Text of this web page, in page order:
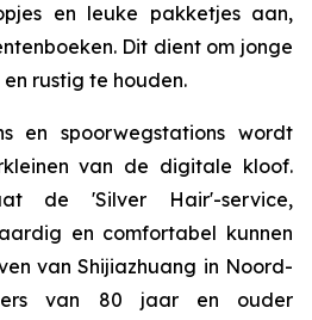
en leuke pakketjes aan,
Dit dient om jonge
rustig te houden.
en spoorwegstations wordt
van de digitale kloof.
​​de 'Silver Hair'-service,
en comfortabel kunnen
van Shijiazhuang in Noord-
van 80 jaar en ouder